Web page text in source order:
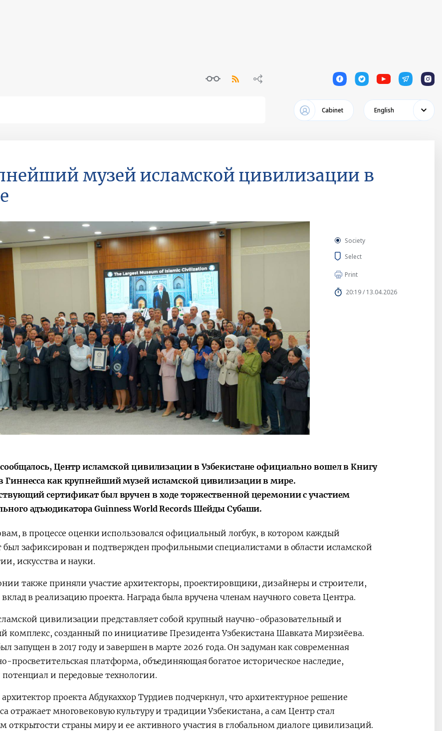
1 1 1 1 1
Cabinet English
музей исламской цивилизации в
Society
Select
Print
20:19 / 13.04.2026
Центр исламской цивилизации в Узбекистане официально вошел в Книгу
Гиннесса как крупнейший музей исламской цивилизации в мире.
сертификат был вручен в ходе торжественной церемонии с участием
адъюдикатора Guinness World Records Шейды Субаши.
в процессе оценки использовался официальный логбук, в котором каждый
был зафиксирован и подтвержден профильными специалистами в области исламской
искусства и науки.
также приняли участие архитекторы, проектировщики, дизайнеры и строители,
в реализацию проекта. Награда была вручена членам научного совета Центра.
цивилизации представляет собой крупный научно-образовательный и
комплекс, созданный по инициативе Президента Узбекистана Шавката Мирзиёева.
запущен в 2017 году и завершен в марте 2026 года. Он задуман как современная
просветительская платформа, объединяющая богатое историческое наследие,
и передовые технологии.
проекта Абдукаххор Турдиев подчеркнул, что архитектурное решение
отражает многовековую культуру и традиции Узбекистана, а сам Центр стал
открытости страны миру и ее активного участия в глобальном диалоге цивилизаций.